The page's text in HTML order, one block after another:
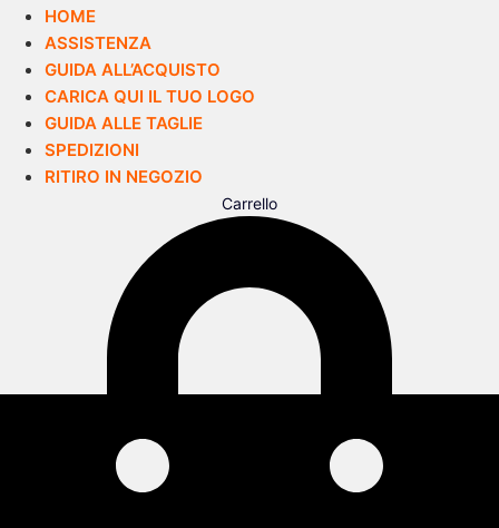
HOME
ASSISTENZA
GUIDA ALL’ACQUISTO
CARICA QUI IL TUO LOGO
GUIDA ALLE TAGLIE
SPEDIZIONI
RITIRO IN NEGOZIO
Carrello